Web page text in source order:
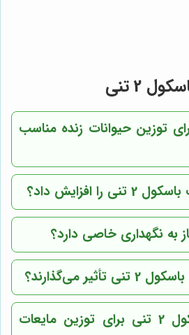
2 تنی
2 تنی برای توزین حیوانات زنده مناسب
افزایش داد؟
می‌گذارند؟
آیا می‌توان از باسکول 2 تنی برای توزین مایعات